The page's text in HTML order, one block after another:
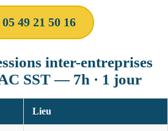
49 21 50 16
inter-entreprises
SST — 7h · 1 jour
Lieu